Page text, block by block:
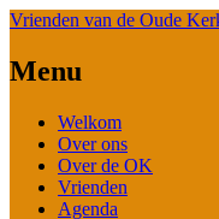
Vrienden van de Oude
Menu
Spring
naar
inhoud
Welkom
Over ons
Over de OK
Vrienden
Agenda